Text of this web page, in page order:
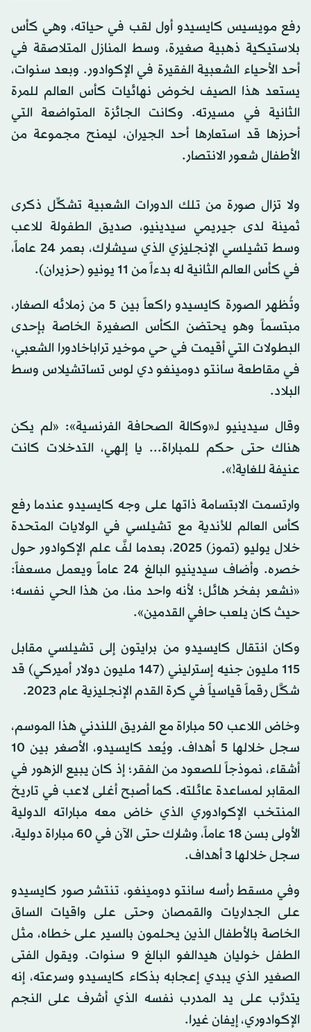
رفع مويسيس كايسيدو أول لقب في حياته، وهي كأس
بلاستيكية ذهبية صغيرة، وسط المنازل المتلاصقة في
أحد الأحياء الشعبية الفقيرة في الإكوادور. وبعد سنوات،
يستعد هذا الصيف لخوض نهائيات كأس العالم للمرة
الثانية في مسيرته. وكانت الجائزة المتواضعة التي
أحرزها قد استعارها أحد الجيران، ليمنح مجموعة من
الأطفال شعور الانتصار.
ولا تزال صورة من تلك الدورات الشعبية تشكِّل ذكرى
ثمينة لدى جيريمي سيدينيو، صديق الطفولة للاعب
وسط تشيلسي الإنجليزي الذي سيشارك، بعمر 24 عاماً،
في كأس العالم الثانية له بدءاً من 11 يونيو (حزيران).
وتُظهر الصورة كايسيدو راكعاً بين 5 من زملائه الصغار،
مبتسماً وهو يحتضن الكأس الصغيرة الخاصة بإحدى
البطولات التي أقيمت في حي موخير تراباخادورا الشعبي،
في مقاطعة سانتو دومينغو دي لوس تساتشيلاس وسط
البلاد.
وقال سيدينيو لـ«وكالة الصحافة الفرنسية»: «لم يكن
هناك حتى حكم للمباراة... يا إلهي، التدخلات كانت
عنيفة للغاية!».
وارتسمت الابتسامة ذاتها على وجه كايسيدو عندما رفع
كأس العالم للأندية مع تشيلسي في الولايات المتحدة
خلال يوليو (تموز) 2025، بعدما لفَّ علم الإكوادور حول
خصره. وأضاف سيدينيو البالغ 24 عاماً ويعمل مسعفاً:
«نشعر بفخر هائل؛ لأنه واحد منا، من هذا الحي نفسه؛
حيث كان يلعب حافي القدمين».
وكان انتقال كايسيدو من برايتون إلى تشيلسي مقابل
115 مليون جنيه إسترليني (147 مليون دولار أميركي) قد
شكَّل رقماً قياسياً في كرة القدم الإنجليزية عام 2023.
وخاض اللاعب 50 مباراة مع الفريق اللندني هذا الموسم،
سجل خلالها 5 أهداف. ويُعد كايسيدو، الأصغر بين 10
أشقاء، نموذجاً للصعود من الفقر؛ إذ كان يبيع الزهور في
المقابر لمساعدة عائلته. كما أصبح أغلى لاعب في تاريخ
المنتخب الإكوادوري الذي خاض معه مباراته الدولية
الأولى بسن 18 عاماً، وشارك حتى الآن في 60 مباراة دولية،
سجل خلالها 3 أهداف.
وفي مسقط رأسه سانتو دومينغو، تنتشر صور كايسيدو
على الجداريات والقمصان وحتى على واقيات الساق
الخاصة بالأطفال الذين يحلمون بالسير على خطاه، مثل
الطفل خوليان هيدالغو البالغ 9 سنوات. ويقول الفتى
الصغير الذي يبدي إعجابه بذكاء كايسيدو وسرعته، إنه
يتدرَّب على يد المدرب نفسه الذي أشرف على النجم
الإكوادوري، إيفان غيرا.